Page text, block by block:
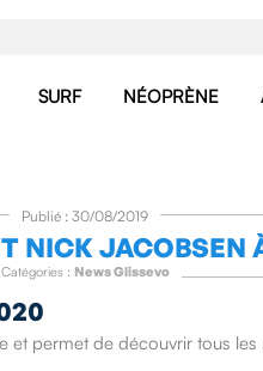
SURF NÉOPRÈNE
Publié : 30/08/2019
NICK JACOBSEN
Catégories : News Glissevo
permet de découvrir tous